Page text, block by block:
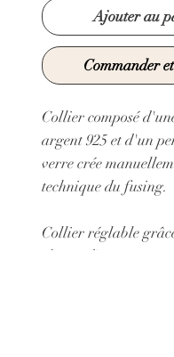
Ajouter au
Commander
Collier composé
argent 925 et d'un
verre crée
technique du fusing.
Collier réglable
chaine d'extension